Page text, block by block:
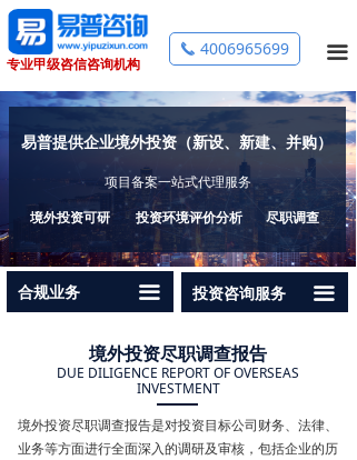
专业甲级咨信咨询机构
끀
首页
关于我们
跨境投资备案
商业计划书
资金申请报告
市场调研
全过程工程咨询
끅 4006965699
DUE DILIGENCE REPORT OF OVERSEAS
INVESTMENT
境外投资尽职调查报告
易普提供企业境外投资（新设、新建、并购）
境外投资可研
项目备案一站式代理服务
投资环境评价分析 尽职调查
境外投资尽职调查报告是对投资目标公司财务、法律、
业务等方面进行全面深入的调研及审核，包括企业的历
끀
跨境投资备案
37号文个人境外投资外汇登记
外商投资项目备案与核准
企业发行债券核准
经营者集中反垄断
对外承包工程备案
对外劳务合作
跨境双向人民币资金池
合规业务 끀
海外设厂服务
海外调研
跨境投资可行性研究报告
境外投资环境分析报告
境外投资尽职调查报告
投资咨询服务